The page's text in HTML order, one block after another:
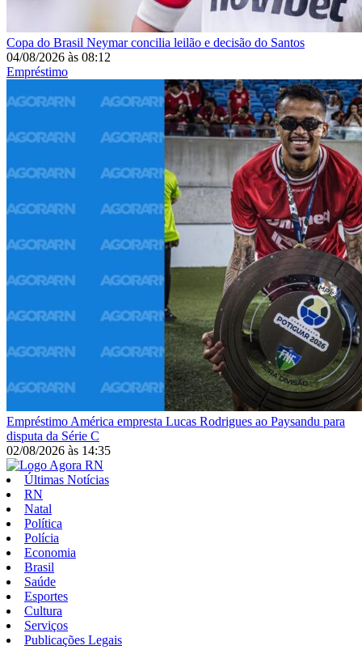
Copa do Brasil Neymar concilia leilão e decisão do Santos
04/08/2026 às 08:12
Empréstimo
Empréstimo América empresta Lucas Rodrigues ao Paysandu para
disputa da Série C
02/08/2026 às 14:35
Últimas Notícias
RN
Natal
Política
Polícia
Economia
Brasil
Saúde
Esportes
Cultura
Serviços
Publicações Legais